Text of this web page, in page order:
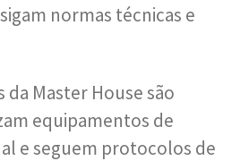
normas técnicas e
da Master House são
equipamentos de
e seguem protocolos de